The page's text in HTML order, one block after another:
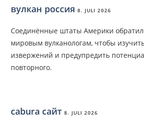
вулкан россия 8. JULI 2026
Соединённые штаты Америки
мировым вулканологам, чтобы
извержений и предупредить
повторного.
cabura сайт 8. JULI 2026